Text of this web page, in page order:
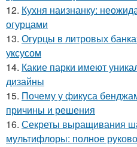
12. Кухня наизнанку:
огурцами
13. Огурцы в литровых
уксусом
14. Какие парки имеют
дизайны
15. Почему у фикуса
причины и решения
16. Секреты выращивания
мультифлоры: полное